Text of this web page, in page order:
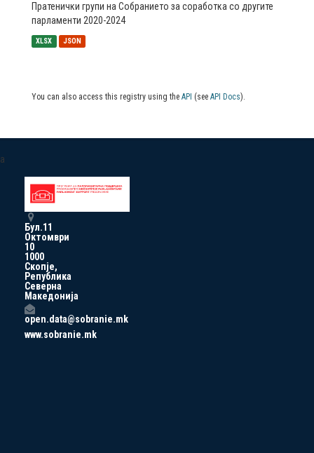
Пратенички групи на Собранието за соработка со другите
парламенти 2020-2024
XLSX JSON
You can also access this registry using the API (see API Docs).
a
Бул.11
Октомври
10
1000
Скопје,
Република
Северна
Македонија
open.data@sobranie.mk
www.sobranie.mk